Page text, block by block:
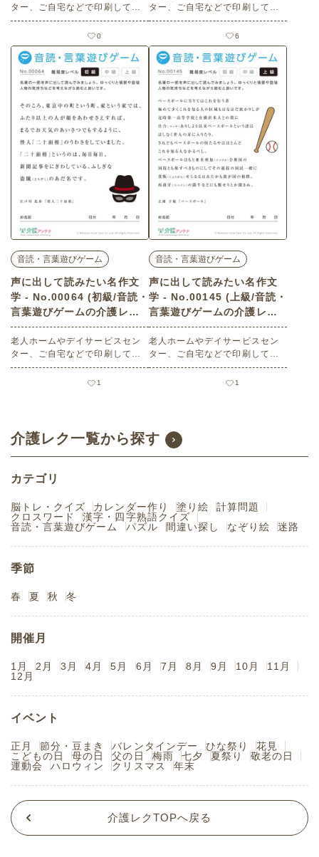
ター、ご自宅などで印刷してお
使いいただける無料の高齢者向
け介護レク素材 2026年5月の塗
り絵カレンダー「バラ」（カレ
ンダー作り・中級）です。 関連
キーワード：五月・皐月・Ma
y・５月・薔薇・ばら・花
0
ター、ご自宅などで印刷してお
使いいただける無料の高齢者向
け介護レク素材（間違い探し・
上級）です。
6
音読・言葉遊びゲーム
声に出して読みたい名作文
学 - No.00064 (初級/音読・
言葉遊びゲームの介護レク
素材)
老人ホームやデイサービスセン
ター、ご自宅などで印刷してお
使いいただける無料の高齢者向
け介護レク素材（音読・言葉遊
1
音読・言葉遊びゲーム
声に出して読みたい名作文
学 - No.00145 (上級/音読・
言葉遊びゲームの介護レク
素材)
老人ホームやデイサービスセン
ター、ご自宅などで印刷してお
使いいただける無料の高齢者向
け介護レク素材（音読・言葉遊
1
介護レク一覧から探す
カテゴリ
脳トレ・クイズ カレンダー作り 塗り絵
計算問題
クロスワード
漢字・四字熟語クイズ
音読・言葉遊びゲーム
パズル 間違い探し なぞり絵 迷路
季節
春 夏 秋 冬
開催月
1月 2月 3月 4月 5月 6月 7月 8月 9月 10月
11月
12月
イベント
正月 節分・豆まき バレンタインデー ひな祭り
花見
こどもの日
母の日 父の日 梅雨 七夕 夏祭り
敬老の日
運動会
ハロウィン クリスマス 年末
介護レクTOPへ戻る